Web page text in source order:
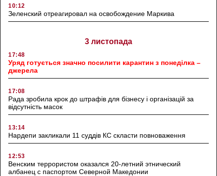
10:12
Зеленский отреагировал на освобождение Маркива
3 листопада
17:48
Уряд готується значно посилити карантин з понеділка –
джерела
17:08
Рада зробила крок до штрафів для бізнесу і організацій за
відсутність масок
13:14
Нардепи закликали 11 суддів КС скласти повноваження
12:53
Венским террористом оказался 20-летний этнический
албанец с паспортом Северной Македонии